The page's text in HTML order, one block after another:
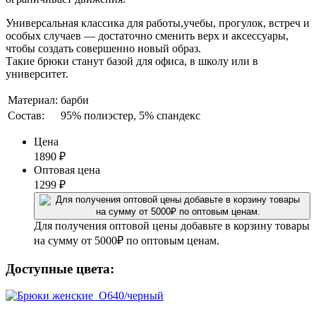
Универсальная классика для работы,учебы, прогулок, встреч и
особых случаев — достаточно сменить верх и аксессуары,
чтобы создать совершенно новый образ.
Такие брюки станут базой для офиса, в школу или в
университет.
Материал: барби
Состав:
95% полиэстер, 5% спандекс
Цена
1890 ₽
Оптовая цена
1299 ₽
Для получения оптовой цены добавьте в корзину товары
на сумму от 5000₽ по оптовым ценам.
Доступные цвета: